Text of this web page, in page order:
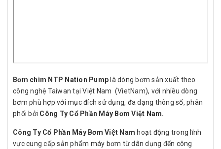
Bơm chìm NTP Nation Pump là dòng bơm sản xuất theo
công nghệ Taiwan tại Việt Nam (VietNam), với nhiều dòng
bơm phù hợp với mục đích sử dụng, đa dạng thông số, phân
phối bởi Công Ty Cổ Phần Máy Bơm Việt Nam.
Công Ty Cổ Phần Máy Bơm Việt Nam hoạt động trong lĩnh
vực cung cấp sản phẩm máy bơm từ dân dụng đến công